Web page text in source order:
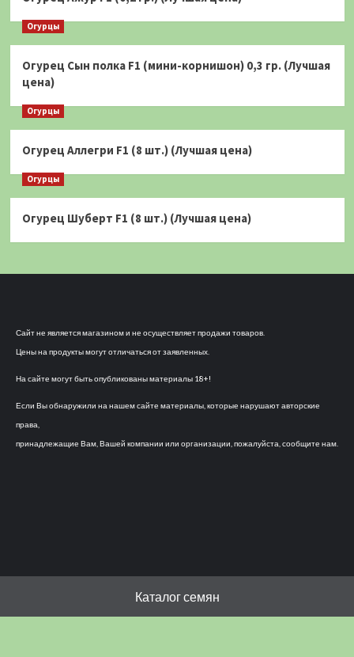
Огурцы
Огурец Сын полка F1 (мини-корнишон) 0,3 гр. (Лучшая
цена)
Огурцы
Огурец Аллегри F1 (8 шт.) (Лучшая цена)
Огурцы
Огурец Шуберт F1 (8 шт.) (Лучшая цена)
Сайт не является магазином и не осуществляет продажи товаров.
Цены на продукты могут отличаться от заявленных.
На сайте могут быть опубликованы материалы 18+!
Если Вы обнаружили на нашем сайте материалы, которые нарушают авторские
права,
принадлежащие Вам, Вашей компании или организации, пожалуйста, сообщите нам.
Каталог семян